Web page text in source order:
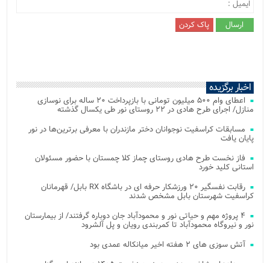
اخبار برگزیده
اعطای وام ۵۰۰ میلیون تومانی با بازپرداخت ۲۰ ساله برای نوسازی
منازل/ اجرای طرح هادی در ۲۲ روستای نور طی یکسال گذشته
مسابقات کراسفیت نوجوانان دختر مازندران با معرفی برترین‌ها در نور
پایان یافت
فاز نخست طرح هادی روستای چماز کلا چمستان با حضور مسئولان
استانی کلید خورد
رقابت نفسگیر ۲۰ ورزشکار حرفه ای در باشگاه RX بابل/ قهرمانان
کراسفیت شهرستان بابل مشخص شدند
۴ پروژه مهم و حیاتی نور و محمودآباد جان دوباره گرفتند/ از بیمارستان
نور و نیروگاه محمودآباد تا کمربندی رویان و پل آلشرود
آتش‌ سوزی‌ های ۲ هفته اخیر میانکاله عمدی بود